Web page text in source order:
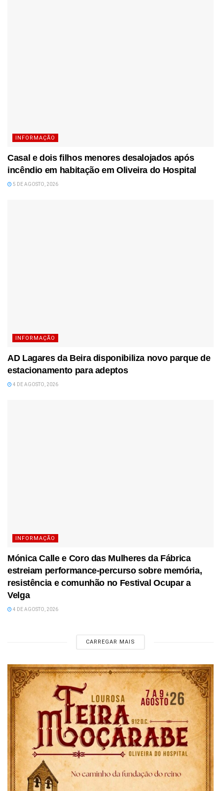
INFORMAÇÃO
Casal e dois filhos menores desalojados após
incêndio em habitação em Oliveira do Hospital
5 DE AGOSTO, 2026
INFORMAÇÃO
AD Lagares da Beira disponibiliza novo parque de
estacionamento para adeptos
4 DE AGOSTO, 2026
INFORMAÇÃO
Mónica Calle e Coro das Mulheres da Fábrica
estreiam performance-percurso sobre memória,
resistência e comunhão no Festival Ocupar a
Velga
4 DE AGOSTO, 2026
CARREGAR MAIS